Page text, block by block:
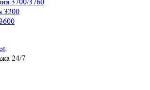
3200
24/7